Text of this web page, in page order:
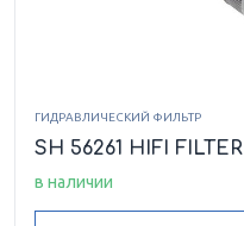
ГИДРАВЛИЧЕСКИЙ ФИЛЬТР
SH 56261 HIFI FILTER
в наличии